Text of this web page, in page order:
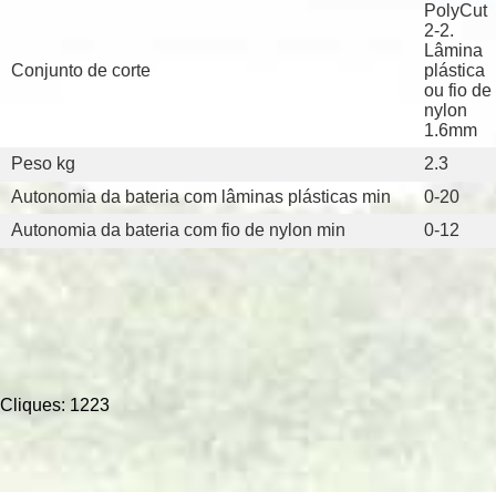
Conjunto de corte
PolyCut
2-2.
Lâmina
plástica
ou fio de
nylon
1.6mm
Peso kg
2.3
Autonomia da bateria com lâminas plásticas min
0-20
Autonomia da bateria com fio de nylon min
0-12
Cliques: 1223